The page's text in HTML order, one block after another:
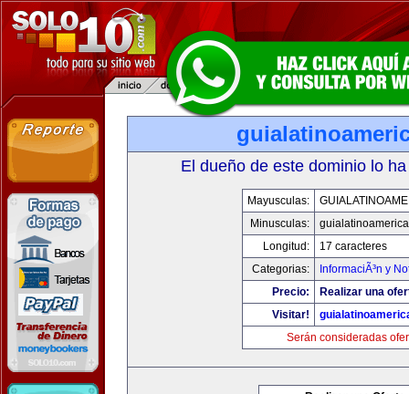
El dueño de este dominio lo
Mayusculas:
Minusculas:
Longitud:
17 caracteres
Categorias:
InformaciÃ³n y
Precio:
Realizar una
Visitar!
Serán consideradas